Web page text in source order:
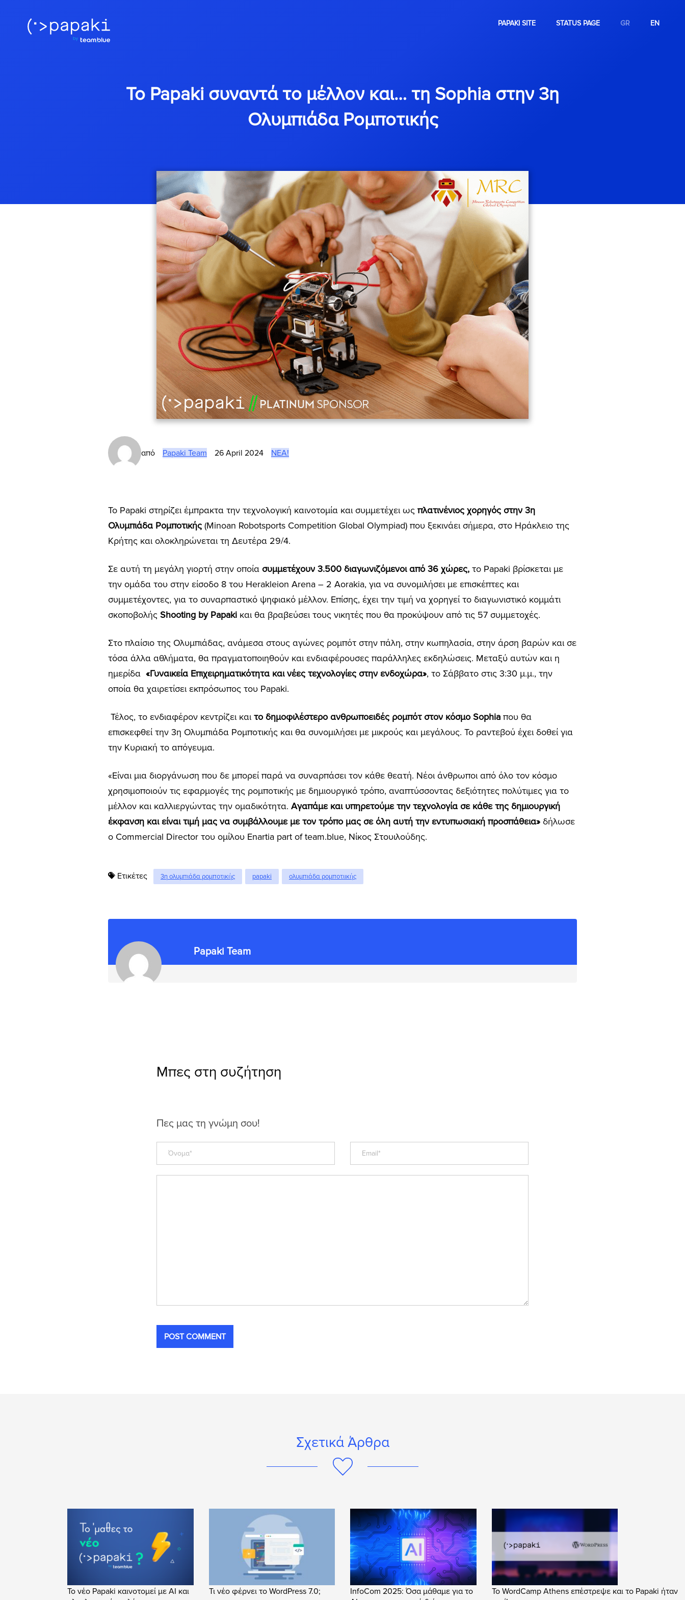
PAPAKI SITE STATUS PAGE GR EN
Το Papaki συναντά το μέλλον και… τη Sophia στην 3η
Ολυμπιάδα Ρομποτικής
από Papaki Team 26 April 2024 ΝΈΑ!
Το Papaki στηρίζει έμπρακτα την τεχνολογική καινοτομία και συμμετέχει ως πλατινένιος χορηγός στην 3η
Ολυμπιάδα Ρομποτικής (Minoan Robotsports Competition Global Olympiad) που ξεκινάει σήμερα, στο Ηράκλειο της
Κρήτης και ολοκληρώνεται τη Δευτέρα 29/4.
Σε αυτή τη μεγάλη γιορτή στην οποία συμμετέχουν 3.500 διαγωνιζόμενοι από 36 χώρες, το Papaki βρίσκεται με
την ομάδα του στην είσοδο 8 του Herakleion Arena – 2 Aorakia, για να συνομιλήσει με επισκέπτες και
συμμετέχοντες, για το συναρπαστικό ψηφιακό μέλλον. Επίσης, έχει την τιμή να χορηγεί το διαγωνιστικό κομμάτι
σκοποβολής Shooting by Papaki και θα βραβεύσει τους νικητές που θα προκύψουν από τις 57 συμμετοχές.
Στο πλαίσιο της Ολυμπιάδας, ανάμεσα στους αγώνες ρομπότ στην πάλη, στην κωπηλασία, στην άρση βαρών και σε
τόσα άλλα αθλήματα, θα πραγματοποιηθούν και ενδιαφέρουσες παράλληλες εκδηλώσεις. Μεταξύ αυτών και η
ημερίδα «Γυναικεία Επιχειρηματικότητα και νέες τεχνολογίες στην ενδοχώρα», το Σάββατο στις 3:30 μ.μ., την
οποία θα χαιρετίσει εκπρόσωπος του Papaki.
Τέλος, το ενδιαφέρον κεντρίζει και το δημοφιλέστερο ανθρωποειδές ρομπότ στον κόσμο Sophia που θα
επισκεφθεί την 3η Ολυμπιάδα Ρομποτικής και θα συνομιλήσει με μικρούς και μεγάλους. Το ραντεβού έχει δοθεί για
την Κυριακή το απόγευμα.
«Είναι μια διοργάνωση που δε μπορεί παρά να συναρπάσει τον κάθε θεατή. Νέοι άνθρωποι από όλο τον κόσμο
χρησιμοποιούν τις εφαρμογές της ρομποτικής με δημιουργικό τρόπο, αναπτύσσοντας δεξιότητες πολύτιμες για το
μέλλον και καλλιεργώντας την ομαδικότητα. Αγαπάμε και υπηρετούμε την τεχνολογία σε κάθε της δημιουργική
έκφανση και είναι τιμή μας να συμβάλλουμε με τον τρόπο μας σε όλη αυτή την εντυπωσιακή προσπάθεια» δήλωσε
ο Commercial Director του ομίλου Enartia part of team.blue, Nίκος Στουιλούδης.
Ετικέτες 3η ολυμπιάδα ρομποτικής papaki ολυμπιάδα ρομποτιικής
Papaki Team
Μπες στη συζήτηση
Πες μας τη γνώμη σου!
Σχετικά Άρθρα
Το νέο Papaki καινοτομεί με AI και
Τι νέο φέρνει το WordPress 7.0;
InfoCom 2025: Όσα μάθαμε για το
Το WordCamp Athens επέστρεψε και το Papaki ήταν